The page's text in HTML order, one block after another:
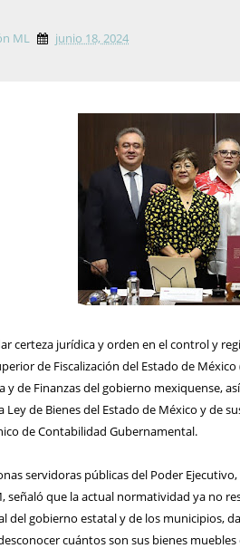
ML junio 18, 2024
certeza jurídica y orden en el control y
de Fiscalización del Estado de
y de Finanzas del gobierno mexiquense,
Ley de Bienes del Estado de México y de
de Contabilidad Gubernamental.
servidoras públicas del Poder
señaló que la actual normatividad ya no
del gobierno estatal y de los municipios,
cuántos son sus bienes